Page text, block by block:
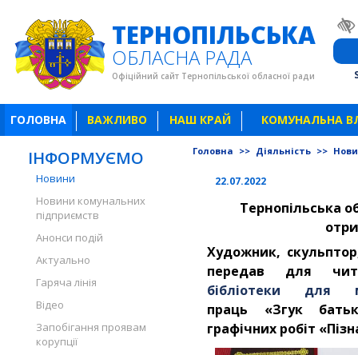
ТЕРНОПІЛЬСЬКА
ОБЛАСНА РАДА
Офіційний сайт Тернопільської обласної ради
ГОЛОВНА ВАЖЛИВО НАШ КРАЙ КОМУНАЛЬНА
ІНФОРМУЄМО
Новини
Новини комунальних
підприємств
Анонси подій
Актуально
Гаряча лінія
Відео
Запобігання проявам
корупції
Головна >> Діяльність >>
22.07.2022
Тернопільська
Художник,
передав для
бібліотеки для
праць «Згук
графічних робіт